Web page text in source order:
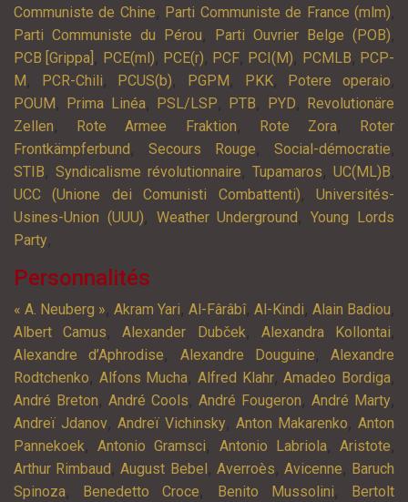
Communiste de Chine, Parti Communiste de France (mlm),
Parti Communiste du Pérou, Parti Ouvrier Belge (POB),
PCB [Grippa] , PCE(ml), PCE(r), PCF, PCI(M), PCMLB, PCP-
M , PCR-Chili, PCUS(b), PGPM , PKK, Potere operaio,
POUM , Prima Linéa, PSL/LSP, PTB, PYD,
Revolutionäre
Zellen, Rote Armee Fraktion, Rote Zora,
Roter
Frontkämpferbund , Secours Rouge, Social-démocratie,
STIB, Syndicalisme révolutionnaire, Tupamaros, UC(ML)B,
UCC (Unione dei Comunisti Combattenti),Universités-
Usines-Union (UUU), Weather Underground ,Young Lords
Party,
Personnalités
« A. Neuberg », Akram Yari, Al-Fârâbî, Al-Kindi, Alain Badiou,
Albert Camus,Alexander Dubček, Alexandra Kollontai,
Alexandre d’Aphrodise, Alexandre Douguine, Alexandre
Rodtchenko, Alfons Mucha,Alfred Klahr,Amadeo Bordiga,
André Breton, André Cools, André Fougeron, André Marty,
Andreï Jdanov, Andreï Vichinsky, Anton Makarenko, Anton
Pannekoek,Antonio Gramsci, Antonio Labriola,Aristote,
Arthur Rimbaud ,August Bebel , Averroès, Avicenne, Baruch
Spinoza, Benedetto Croce, Benito Mussolini,
Bertolt